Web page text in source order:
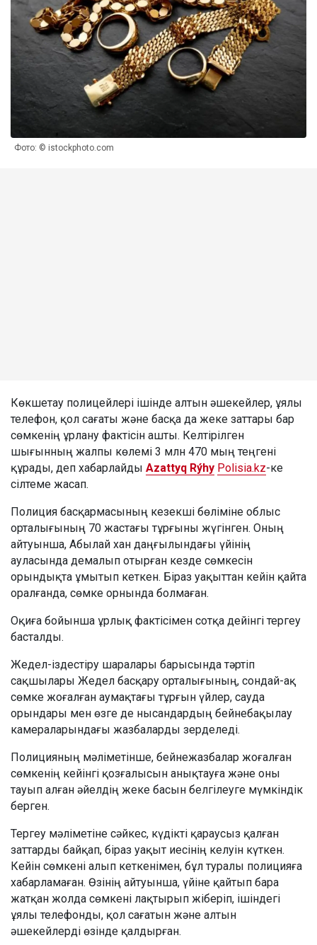
Фото: © istockphoto.com
Көкшетау полицейлері ішінде алтын әшекейлер, ұялы
телефон, қол сағаты және басқа да жеке заттары бар
сөмкенің ұрлану фактісін ашты. Келтірілген
шығынның жалпы көлемі 3 млн 470 мың теңгені
құрады, деп хабарлайды Azattyq Rýhy Polisia.kz-ке
сілтеме жасап.
Полиция басқармасының кезекші бөліміне облыс
орталығының 70 жастағы тұрғыны жүгінген. Оның
айтуынша, Абылай хан даңғылындағы үйінің
ауласында демалып отырған кезде сөмкесін
орындықта ұмытып кеткен. Біраз уақыттан кейін қайта
оралғанда, сөмке орнында болмаған.
Оқиға бойынша ұрлық фактісімен сотқа дейінгі тергеу
басталды.
Жедел-іздестіру шаралары барысында тәртіп
сақшылары Жедел басқару орталығының, сондай-ақ
сөмке жоғалған аумақтағы тұрғын үйлер, сауда
орындары мен өзге де нысандардың бейнебақылау
камераларындағы жазбаларды зерделеді.
Полицияның мәліметінше, бейнежазбалар жоғалған
сөмкенің кейінгі қозғалысын анықтауға және оны
тауып алған әйелдің жеке басын белгілеуге мүмкіндік
берген.
Тергеу мәліметіне сәйкес, күдікті қараусыз қалған
заттарды байқап, біраз уақыт иесінің келуін күткен.
Кейін сөмкені алып кеткенімен, бұл туралы полицияға
хабарламаған. Өзінің айтуынша, үйіне қайтып бара
жатқан жолда сөмкені лақтырып жіберіп, ішіндегі
ұялы телефонды, қол сағатын және алтын
әшекейлерді өзінде қалдырған.